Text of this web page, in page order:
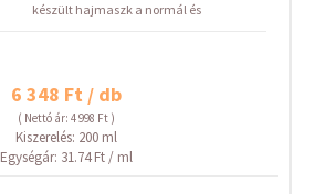
készült hajmaszk a normál és
6 348 Ft / db
( Nettó ár: 4 998 Ft )
Kiszerelés: 200 ml
Egységár: 31.74 Ft / ml